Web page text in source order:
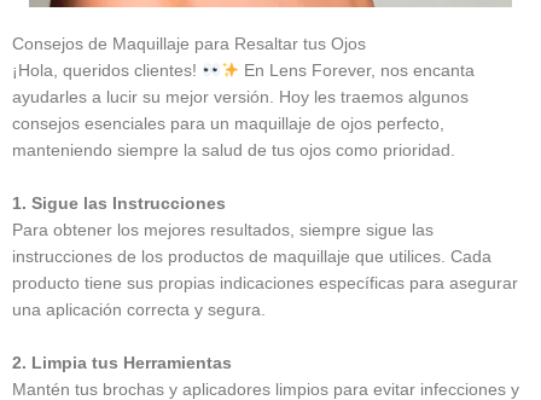
Consejos de Maquillaje para Resaltar tus Ojos
¡Hola, queridos clientes!
En Lens Forever, nos encanta
ayudarles a lucir su mejor versión. Hoy les traemos algunos
consejos esenciales para un maquillaje de ojos perfecto,
manteniendo siempre la salud de tus ojos como prioridad.
1. Sigue las Instrucciones
Para obtener los mejores resultados, siempre sigue las
instrucciones de los productos de maquillaje que utilices. Cada
producto tiene sus propias indicaciones específicas para asegurar
una aplicación correcta y segura.
2. Limpia tus Herramientas
Mantén tus brochas y aplicadores limpios para evitar infecciones y